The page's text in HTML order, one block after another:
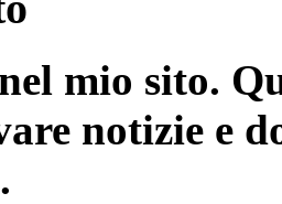
mio sito.
notizie e